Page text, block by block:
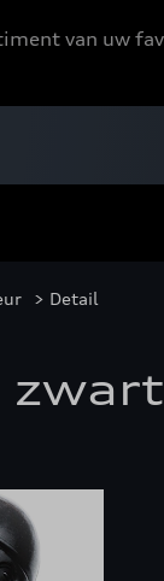
van uw
> Detail